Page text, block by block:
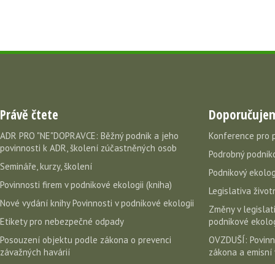
Právě čtete
ADR PRO "NE"DOPRAVCE: Běžný podnik a jeho
povinnosti k ADR, školení zúčastněných osob
Semináře, kurzy, školení
Povinnosti firem v podnikové ekologii (kniha)
Nové vydání knihy Povinnosti v podnikové ekologii
Etikety pro nebezpečné odpady
Posouzení objektu podle zákona o prevenci
závažných havárií
Konference pro
Podrobný
Podnikový
Legislativa
Změny v
podnikové
OVZDUŠÍ:
zákona a emisní